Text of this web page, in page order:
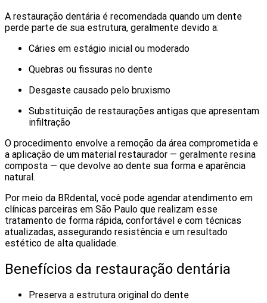
A restauração dentária é recomendada quando um dente
perde parte de sua estrutura, geralmente devido a:
Cáries em estágio inicial ou moderado
Quebras ou fissuras no dente
Desgaste causado pelo bruxismo
Substituição de restaurações antigas que apresentam
infiltração
O procedimento envolve a remoção da área comprometida e
a aplicação de um material restaurador — geralmente resina
composta — que devolve ao dente sua forma e aparência
natural.
Por meio da BRdental, você pode agendar atendimento em
clínicas parceiras em São Paulo que realizam esse
tratamento de forma rápida, confortável e com técnicas
atualizadas, assegurando resistência e um resultado
estético de alta qualidade.
Benefícios da restauração dentária
Preserva a estrutura original do dente